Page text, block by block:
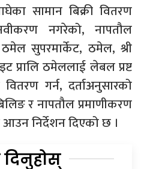
सामान बिक्री वितरण
नगरेको, नापतौल
सुपरमार्केट, ठमेल, श्री
प्रालि ठमेललाई लेबल प्रष्ट
गर्न, दर्ताअनुसारको
र नापतौल प्रमाणीकरण
आउन निर्देशन दिएको छ ।
दिनुहोस्